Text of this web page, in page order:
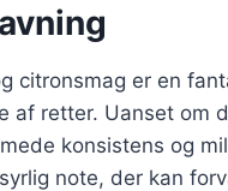
citronsmag er en
af retter. Uanset om
konsistens og
note, der kan